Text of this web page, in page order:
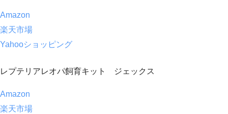
Amazon
楽天市場
Yahooショッピング
レプテリアレオパ飼育キット ジェックス
Amazon
楽天市場